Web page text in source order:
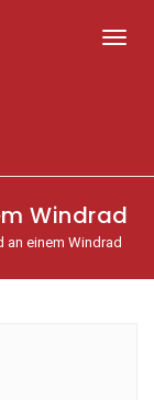
Windrad
an einem Windrad